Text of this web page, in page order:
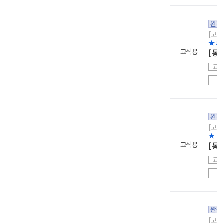
고석용
[
★
[
고석용
[
★
[
[